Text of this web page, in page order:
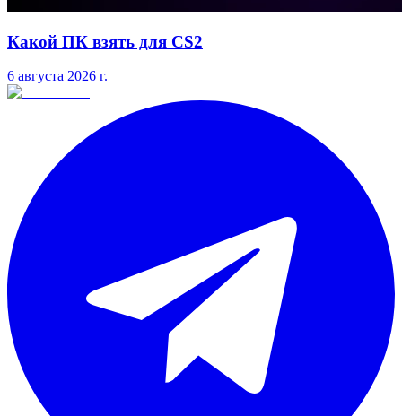
Какой ПК взять для CS2
6 августа 2026 г.